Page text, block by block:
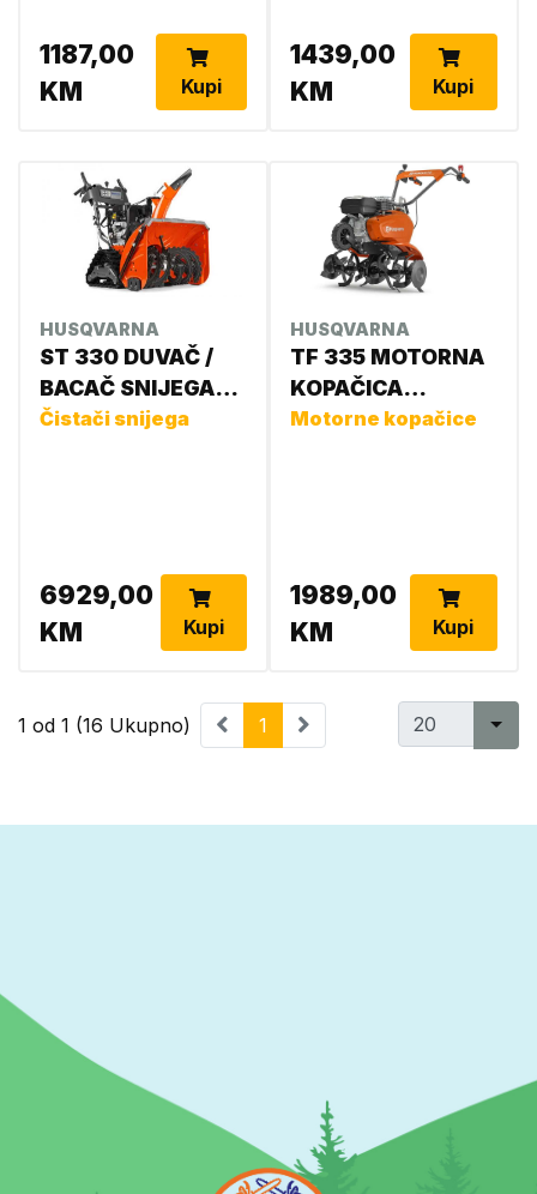
1187,00
KM
Kupi
1439,00
KM
Kupi
HUSQVARNA
ST 330 DUVAČ /
BACAČ SNIJEGA
HUSQVARNA
Čistači snijega
6929,00
KM
Kupi
HUSQVARNA
TF 335 MOTORNA
KOPAČICA
967101101
Motorne kopačice
1989,00
KM
Kupi
1 od 1 (16 Ukupno) 1